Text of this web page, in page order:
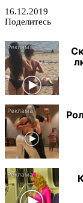
16.12.2019
Поделитесь